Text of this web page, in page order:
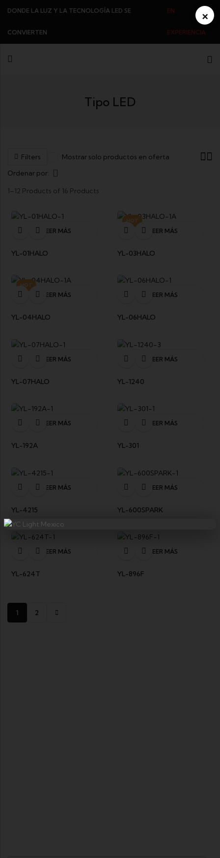
DONDE LA LUZ Y LA TECNOLOGÍA LED SE
CONVIERTEN
EN
EXPERIENCIA
Tipo LED
Filters
Mostrar solo productos en oferta
Ordenar por:
1–12 Products of 16 Products
LEER MÁS
YL-01HALO
HOT
LEER MÁS
YL-03HALO
HOT
LEER MÁS
YL-04HALO
LEER MÁS
YL-06HALO
LEER MÁS
YL-07HALO
LEER MÁS
YL-1240
LEER MÁS
YL-192A
LEER MÁS
YL-301
LEER MÁS
YL-4215
LEER MÁS
YL-600SPARK
LEER MÁS
YL-624T
LEER MÁS
YL-896F
1 2
×